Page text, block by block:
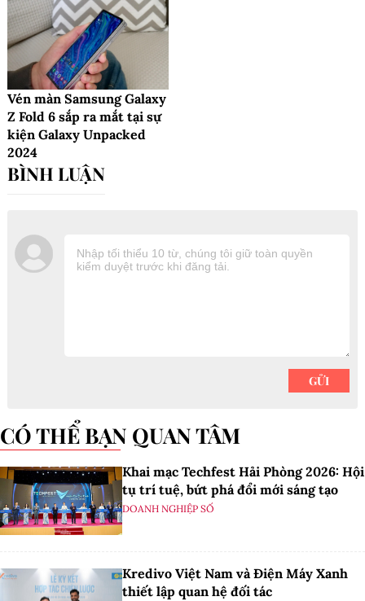
Vén màn Samsung Galaxy
Z Fold 6 sắp ra mắt tại sự
kiện Galaxy Unpacked
2024
CÓ THỂ BẠN QUAN TÂM
Khai mạc Techfest Hải Phòng 2026: Hội
tụ trí tuệ, bứt phá đổi mới sáng tạo
DOANH NGHIỆP SỐ
Kredivo Việt Nam và Điện Máy Xanh
thiết lập quan hệ đối tác